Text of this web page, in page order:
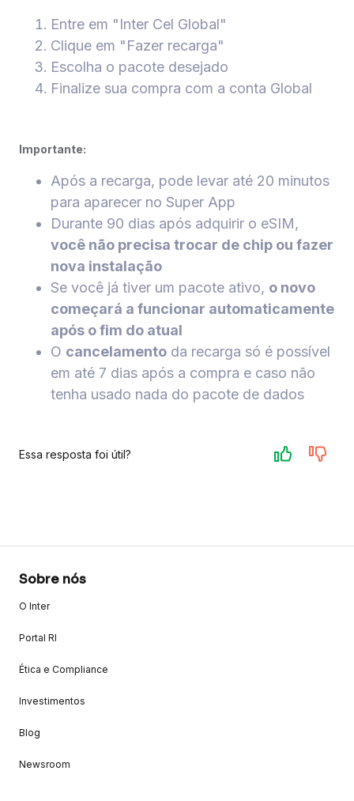
Entre em "Inter Cel Global"
Clique em "Fazer recarga"
Escolha o pacote desejado
Finalize sua compra com a conta Global
Importante:
Após a recarga, pode levar até 20 minutos
para aparecer no Super App
Durante 90 dias após adquirir o eSIM,
você não precisa trocar de chip ou fazer
nova instalação
Se você já tiver um pacote ativo, o novo
começará a funcionar automaticamente
após o fim do atual
O cancelamento da recarga só é possível
em até 7 dias após a compra e caso não
tenha usado nada do pacote de dados
Essa resposta foi útil?
Sobre nós
O Inter
Portal RI
Ética e Compliance
Investimentos
Blog
Newsroom